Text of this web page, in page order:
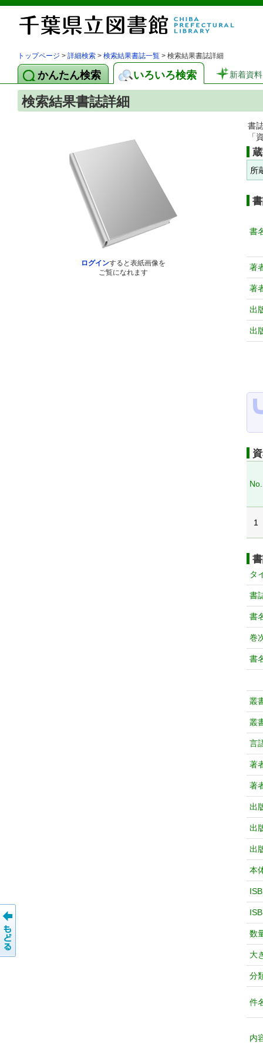
トップページ > 詳細検索 > 検索結果書誌一覧 > 検索結果書誌詳細
かんたん検索 いろいろ検索 新着資料
検索結果書誌詳細
ログインすると表紙画像を
ご覧になれます
書
「
所
書
著
著
出
出
No.
1
タ
書
書
巻
書
叢
叢
言
著
著
出
出
出
本
数
大
分
件
内